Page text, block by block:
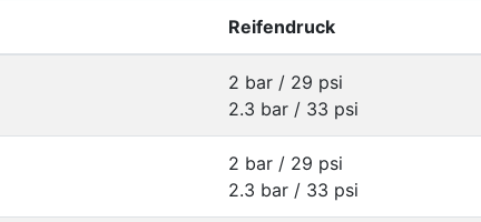
Reifendruck
2 bar / 29 psi
2.3 bar / 33 psi
2 bar / 29 psi
2.3 bar / 33 psi